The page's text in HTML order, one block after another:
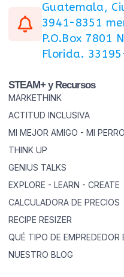
Guatemala,
3941-8351
P.O.Box 7801
Florida.
STEAM+ y Recursos
MARKETHINK
ACTITUD INCLUSIVA
MI MEJOR AMIGO - MI PERRO
THINK UP
GENIUS TALKS
EXPLORE - LEARN - CREATE
CALCULADORA DE PRECIOS
RECIPE RESIZER
QUÉ TIPO DE EMPREDEDOR
NUESTRO BLOG